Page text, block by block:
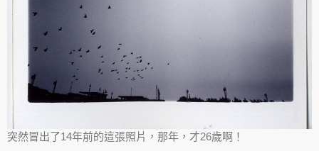
突然冒出了14年前的這張照片，那年，才26歲啊！